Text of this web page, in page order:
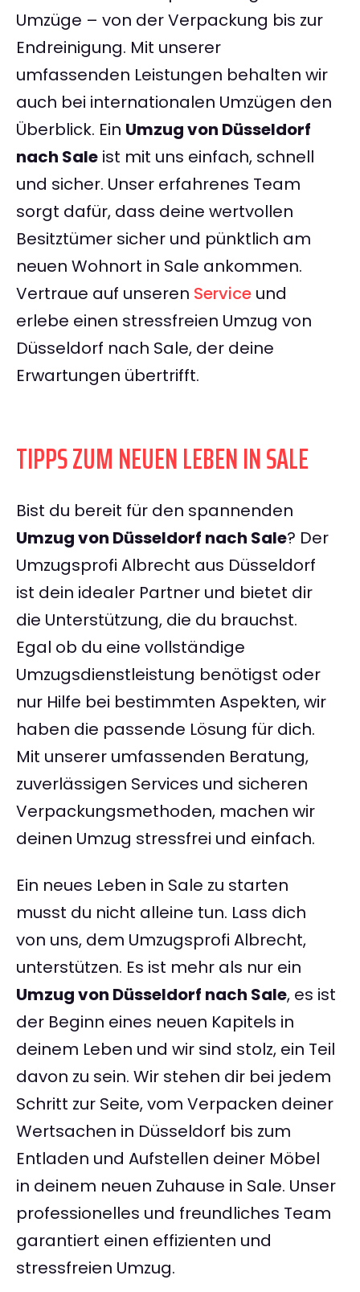
Umzüge – von der Verpackung bis zur
Endreinigung. Mit unserer
umfassenden Leistungen behalten wir
auch bei internationalen Umzügen den
Überblick. Ein Umzug von Düsseldorf
nach Sale ist mit uns einfach, schnell
und sicher. Unser erfahrenes Team
sorgt dafür, dass deine wertvollen
Besitztümer sicher und pünktlich am
neuen Wohnort in Sale ankommen.
Vertraue auf unseren Service und
erlebe einen stressfreien Umzug von
Düsseldorf nach Sale, der deine
Erwartungen übertrifft.
TIPPS ZUM NEUEN LEBEN IN SALE
Bist du bereit für den spannenden
Umzug von Düsseldorf nach Sale? Der
Umzugsprofi Albrecht aus Düsseldorf
ist dein idealer Partner und bietet dir
die Unterstützung, die du brauchst.
Egal ob du eine vollständige
Umzugsdienstleistung benötigst oder
nur Hilfe bei bestimmten Aspekten, wir
haben die passende Lösung für dich.
Mit unserer umfassenden Beratung,
zuverlässigen Services und sicheren
Verpackungsmethoden, machen wir
deinen Umzug stressfrei und einfach.
Ein neues Leben in Sale zu starten
musst du nicht alleine tun. Lass dich
von uns, dem Umzugsprofi Albrecht,
unterstützen. Es ist mehr als nur ein
Umzug von Düsseldorf nach Sale, es ist
der Beginn eines neuen Kapitels in
deinem Leben und wir sind stolz, ein Teil
davon zu sein. Wir stehen dir bei jedem
Schritt zur Seite, vom Verpacken deiner
Wertsachen in Düsseldorf bis zum
Entladen und Aufstellen deiner Möbel
in deinem neuen Zuhause in Sale. Unser
professionelles und freundliches Team
garantiert einen effizienten und
stressfreien Umzug.